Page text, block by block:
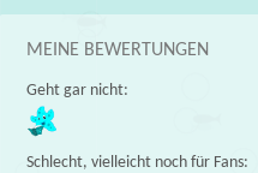
MEINE BEWERTUNGEN
Geht gar nicht:
Schlecht, vielleicht noch für Fans: